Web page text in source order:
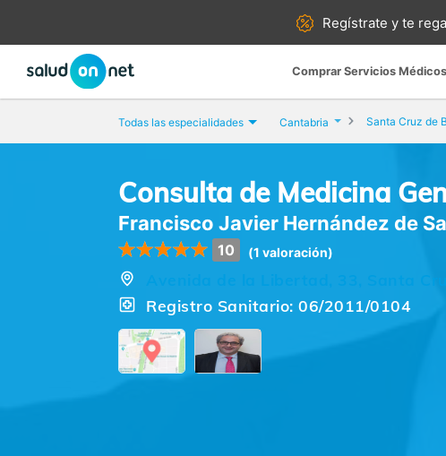
Regístrate yte
Comprar Servicios Médicos
Todas las especialidades Cantabria Santa Cruz de
Consulta de Medicina
Francisco Javier Hernández de
10 (1 valoración)
Registro Sanitario: 06/2011/0104